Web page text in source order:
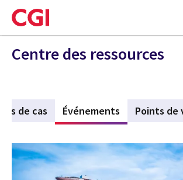
Skip
to
main
content
Centre des ressources
de cas Événements (active tab)
Points de